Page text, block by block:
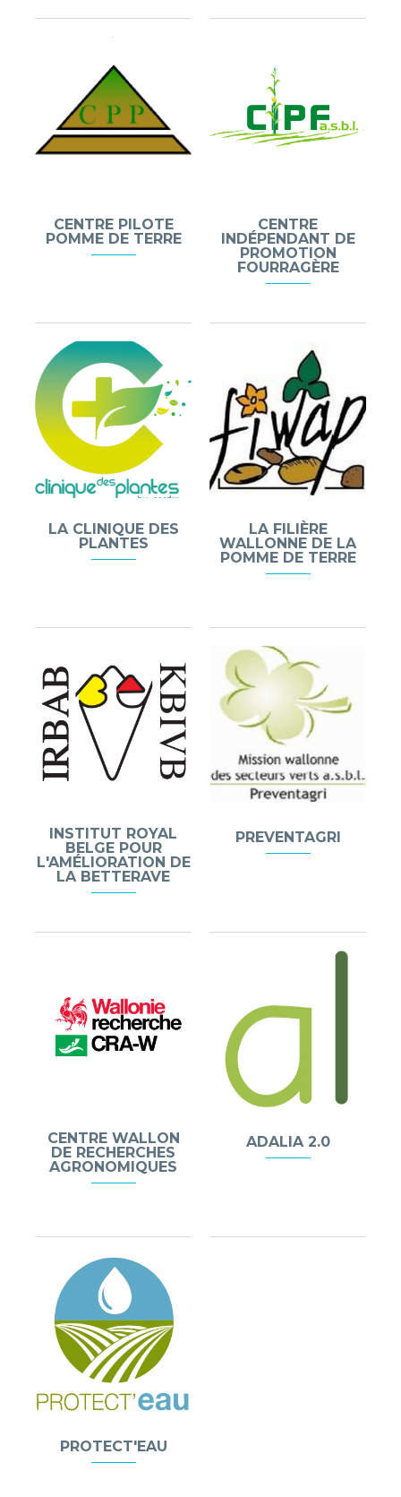
CENTRE PILOTE
POMME DE TERRE
CENTRE
INDÉPENDANT DE
PROMOTION
FOURRAGÈRE
LA CLINIQUE DES
PLANTES
LA FILIÈRE
WALLONNE DE LA
POMME DE TERRE
INSTITUT ROYAL
BELGE POUR
L'AMÉLIORATION DE
LA BETTERAVE
PREVENTAGRI
CENTRE WALLON
DE RECHERCHES
AGRONOMIQUES
ADALIA 2.0
PROTECT'EAU